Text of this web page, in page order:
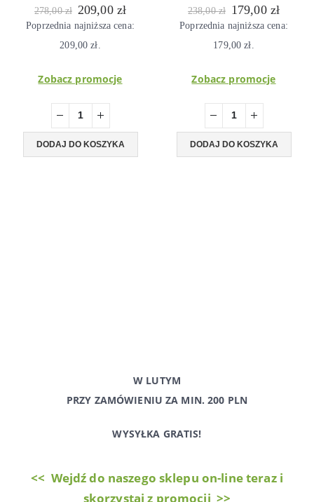
278,00zł Pierwotna
cena
wynosiła:
278,00 zł.
209,00 złAktualna
cena
Poprzednia najniższa cena:
209,00zł
Zobacz promocje
DODAJ DO KOSZYKA
238,00zł Pierwotna
cena
wynosiła:
238,00 zł.
179,00 zł
cena
Poprzednia najniższa cena:
179,00zł
Zobacz promocje
DODAJ DO KOSZYKA
W LUTYM
PRZY ZAMÓWIENIU ZA MIN. 200 PLN
WYSYŁKA GRATIS!
<< Wejdź do naszego sklepu on-line teraz i
skorzystaj z promocji >>